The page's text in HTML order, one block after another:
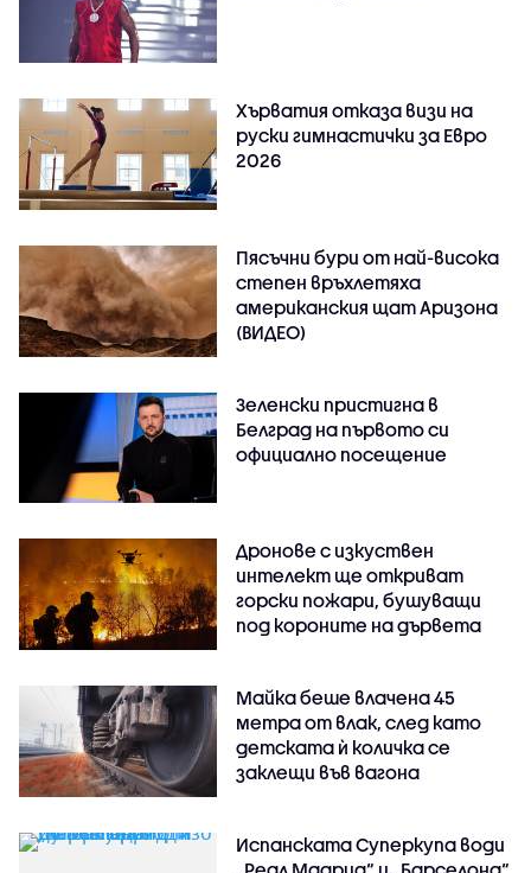
Хърватия отказа визи на
руски гимнастички за Евро
2026
Пясъчни бури от най-висока
степен връхлетяха
американския щат Аризона
(ВИДЕО)
Зеленски пристигна в
Белград на първото си
официално посещение
Дронове с изкуствен
интелект ще откриват
горски пожари, бушуващи
под короните на дървета
Майка беше влачена 45
метра от влак, след като
детската ѝ количка се
заклещи във вагона
Испанската Суперкупа води